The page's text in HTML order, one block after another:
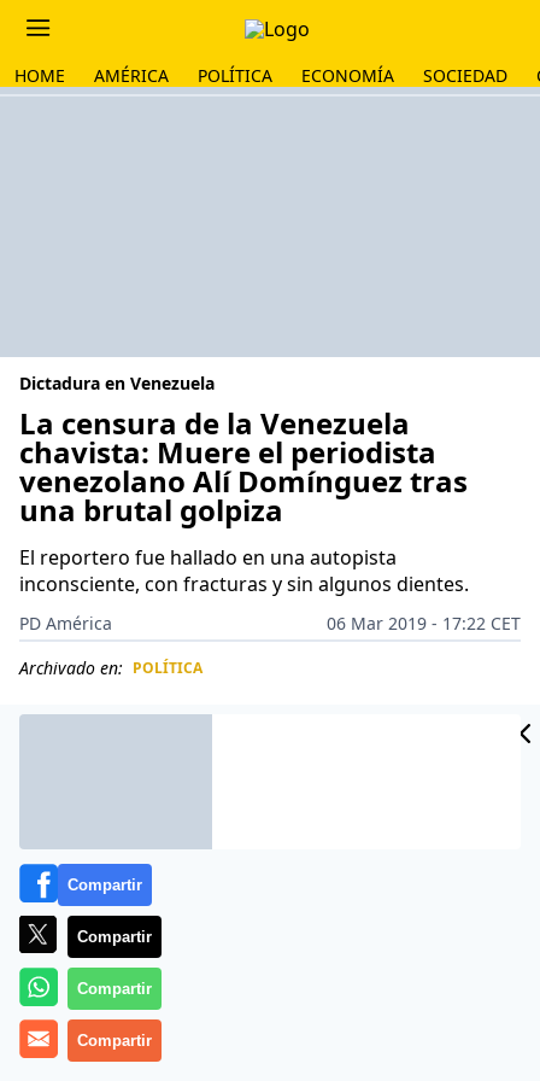
HOME AMÉRICA POLÍTICA ECONOMÍA SOCIEDAD
Dictadura en Venezuela
La censura de la Venezuela
chavista: Muere el periodista
venezolano Alí Domínguez tras
una brutal golpiza
El reportero fue hallado en una autopista
inconsciente, con fracturas y sin algunos dientes.
PD América
06 Mar 2019 - 17:22 CET
Archivado en: POLÍTICA
El periodistaAlí Domínguez
Compartir
Compartir
Compartir
Compartir